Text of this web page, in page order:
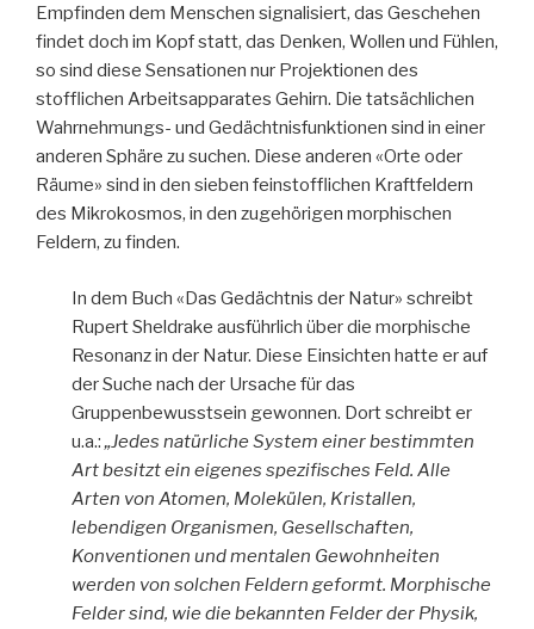
Empfinden dem Menschen signalisiert, das Geschehen
findet doch im Kopf statt, das Denken, Wollen und Fühlen,
so sind diese Sensationen nur Projektionen des
stofflichen Arbeitsapparates Gehirn. Die tatsächlichen
Wahrnehmungs- und Gedächtnisfunktionen sind in einer
anderen Sphäre zu suchen. Diese anderen «Orte oder
Räume» sind in den sieben feinstofflichen Kraftfeldern
des Mikrokosmos, in den zugehörigen morphischen
Feldern, zu finden.
In dem Buch «Das Gedächtnis der Natur» schreibt
Rupert Sheldrake ausführlich über die morphische
Resonanz in der Natur. Diese Einsichten hatte er auf
der Suche nach der Ursache für das
Gruppenbewusstsein gewonnen. Dort schreibt er
u.a.:„Jedes natürliche System einer bestimmten
Art besitzt ein eigenes spezifisches Feld. Alle
Arten von Atomen, Molekülen, Kristallen,
lebendigen Organismen, Gesellschaften,
Konventionen und mentalen Gewohnheiten
werden von solchen Feldern geformt. Morphische
Felder sind, wie die bekannten Felder der Physik,